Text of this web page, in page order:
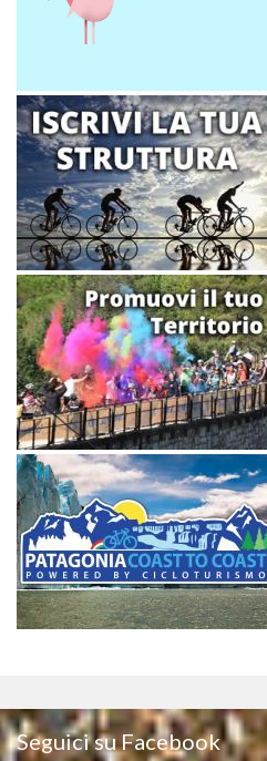
Seguici su Facebook